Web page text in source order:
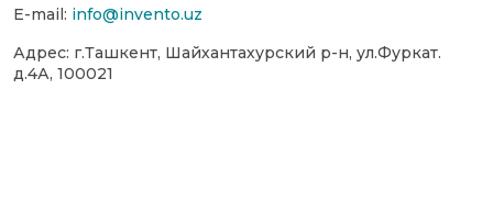
E-mail: info@invento.uz
Адрес: г.Ташкент, Шайхантахурский р-н, ул.Фуркат.
д.4А, 100021